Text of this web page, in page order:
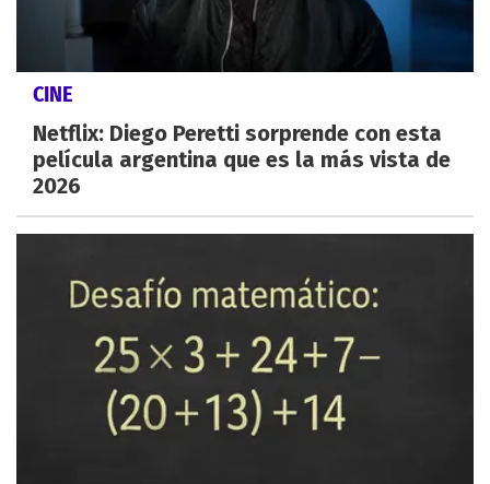
CINE
Netflix: Diego Peretti sorprende con esta
película argentina que es la más vista de
2026